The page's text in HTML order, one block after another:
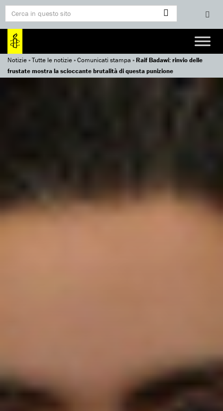
Notizie»Tutte le notizie»Comunicati stampa »Raif Badawi: rinvio delle
frustate mostra la scioccante brutalità di questa punizione